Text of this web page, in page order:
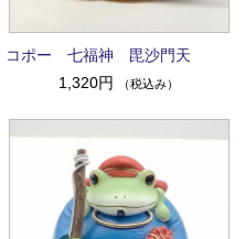
コポー 七福神 毘沙門天
1,320円
（税込み）